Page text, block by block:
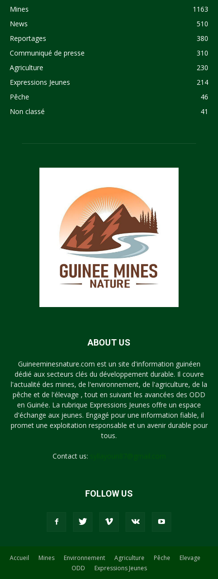
Mines
1163
News
510
Reportages
380
Communiqué de presse
310
Agriculture
230
Expressions Jeunes
214
Pêche
46
Non classé
41
ABOUT US
Guineeminesnature.com est un site d'information guinéen
dédié aux secteurs clés du développement durable. Il couvre
l'actualité des mines, de l'environnement, de l'agriculture, de la
pêche et de l'élevage , tout en suivant les avancées des ODD
en Guinée. La rubrique Expressions Jeunes offre un espace
d'échange aux jeunes. Engagé pour une information fiable, il
promet une exploitation responsable et un avenir durable pour
tous.
Contact us:
FOLLOW US
Accueil Mines Environnement Agriculture Pêche
Elevage
ODD
Expressions Jeunes